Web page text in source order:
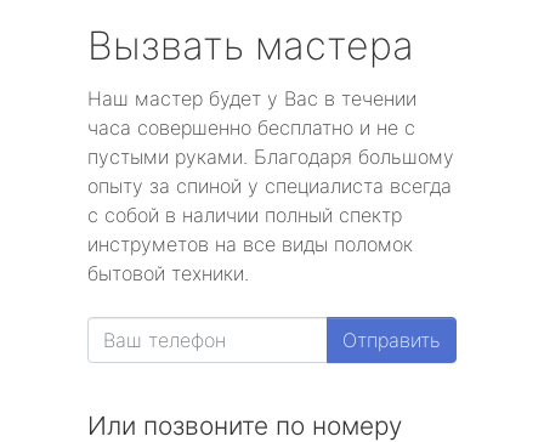
Вызвать мастера
Наш мастер будет у Вас в течении
часа совершенно бесплатно и не с
пустыми руками. Благодаря большому
опыту за спиной у специалиста всегда
с собой в наличии полный спектр
инструметов на все виды поломок
бытовой техники.
Отправить
Или позвоните по номеру